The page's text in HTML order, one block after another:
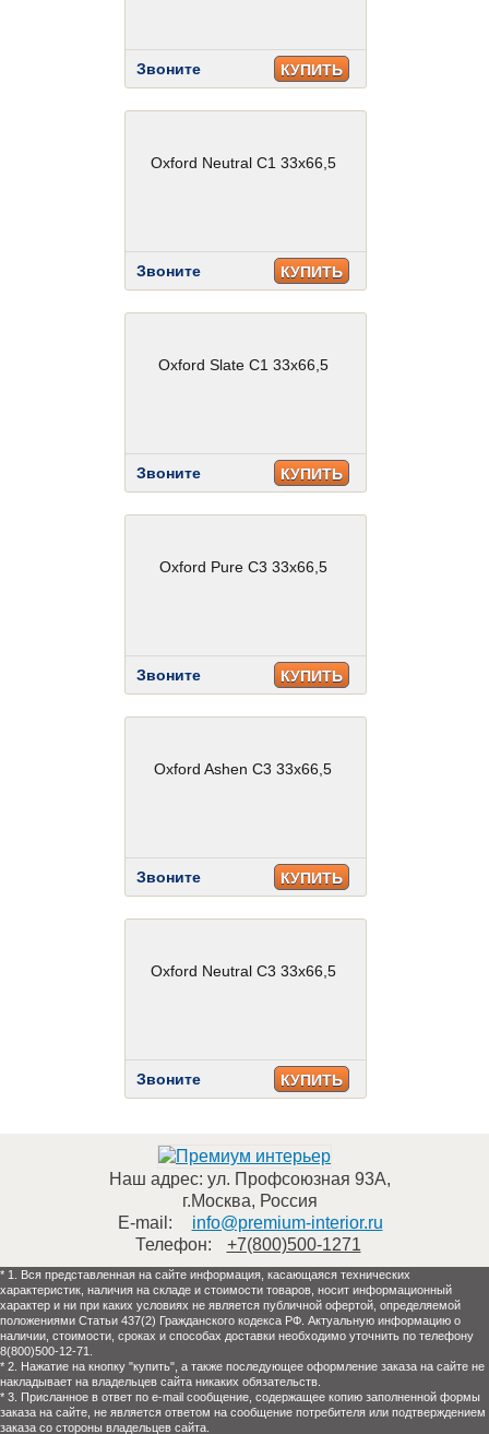
Звоните КУПИТЬ
Oxford Neutral C1 33x66,5
Звоните КУПИТЬ
Oxford Slate C1 33x66,5
Звоните КУПИТЬ
Oxford Pure C3 33x66,5
Звоните КУПИТЬ
Oxford Ashen C3 33x66,5
Звоните КУПИТЬ
Oxford Neutral C3 33x66,5
Звоните КУПИТЬ
Наш адрес: ул. Профсоюзная 93А,
г.Москва, Россия
E-mail:
info@premium-interior.ru
Телефон:
+7(800)500-1271
* 1. Вся представленная на сайте информация, касающаяся технических
характеристик, наличия на складе и стоимости товаров, носит информационный
характер и ни при каких условиях не является публичной офертой, определяемой
положениями Статьи 437(2) Гражданского кодекса РФ. Актуальную информацию о
наличии, стоимости, сроках и способах доставки необходимо уточнить по телефону
8(800)500-12-71.
* 2. Нажатие на кнопку "купить", а также последующее оформление заказа на сайте не
накладывает на владельцев сайта никаких обязательств.
* 3. Присланное в ответ по e-mail сообщение, содержащее копию заполненной формы
заказа на сайте, не является ответом на сообщение потребителя или подтверждением
заказа со стороны владельцев сайта.